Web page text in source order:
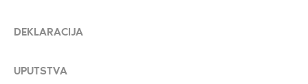
DEKLARACIJA
UPUTSTVA